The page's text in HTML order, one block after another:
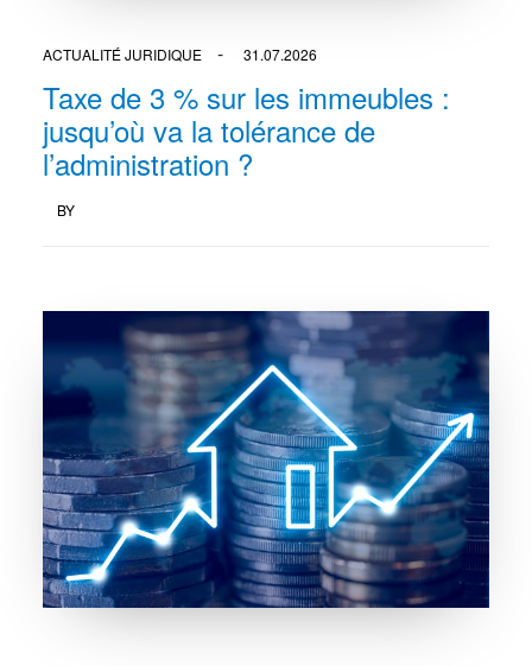
ACTUALITÉ JURIDIQUE 31.07.2026
Taxe de 3 % sur les immeubles :
jusqu’où va la tolérance de
l’administration ?
BY